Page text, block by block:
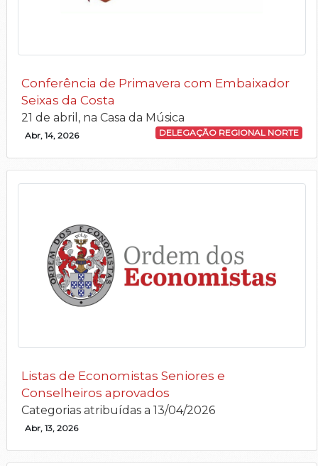
Conferência de Primavera com Embaixador
Seixas da Costa
21 de abril, na Casa da Música
Abr, 14, 2026 DELEGAÇÃO REGIONAL NORTE
Listas de Economistas Seniores e
Conselheiros aprovados
Categorias atribuídas a 13/04/2026
Abr, 13, 2026